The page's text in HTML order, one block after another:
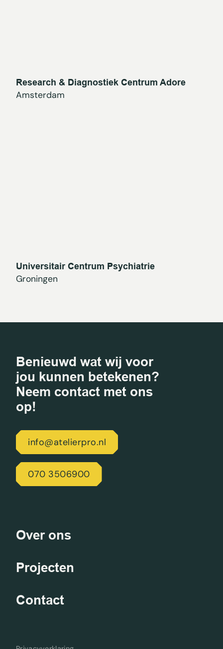
Research & Diagnostiek Centrum Adore
Amsterdam
Universitair Centrum Psychiatrie
Groningen
Benieuwd wat wij voor
jou kunnen betekenen?
Neem contact met ons
op!
info@atelierpro.nl
070 3506900
Over ons
Projecten
Contact